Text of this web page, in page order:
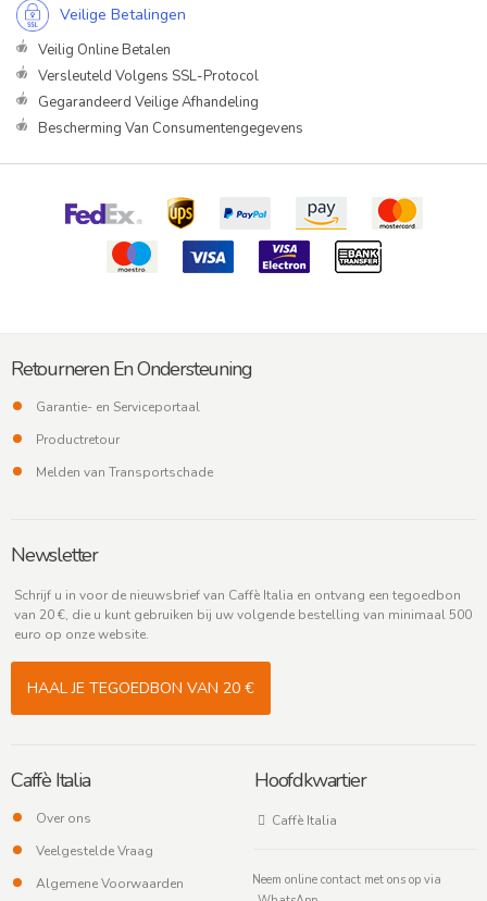
Veilige Betalingen
Veilig Online Betalen
Versleuteld Volgens SSL-Protocol
Gegarandeerd Veilige Afhandeling
Bescherming Van Consumentengegevens
Retourneren En Ondersteuning
Garantie- en Serviceportaal
Productretour
Melden van Transportschade
Newsletter
Schrijf u in voor de nieuwsbrief van Caffè Italia en ontvang een tegoedbon
van 20 €, die u kunt gebruiken bij uw volgende bestelling van minimaal 500
euro op onze website.
HAAL JE TEGOEDBON VAN 20 €
Caffè Italia
Over ons
Veelgestelde Vraag
Algemene Voorwaarden
Hoofdkwartier
Caffè Italia
Neem online contact met ons op via